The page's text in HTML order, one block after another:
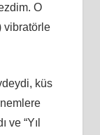
. O
vibratörle
küs
ve “Yıl